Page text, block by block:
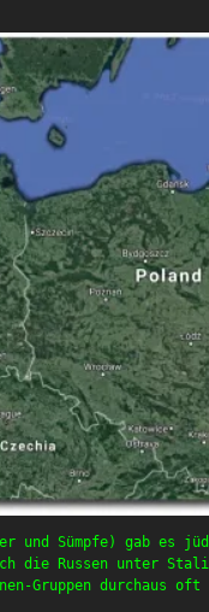
und Sümpfe) gab es
die Russen unter
Gruppen durchaus